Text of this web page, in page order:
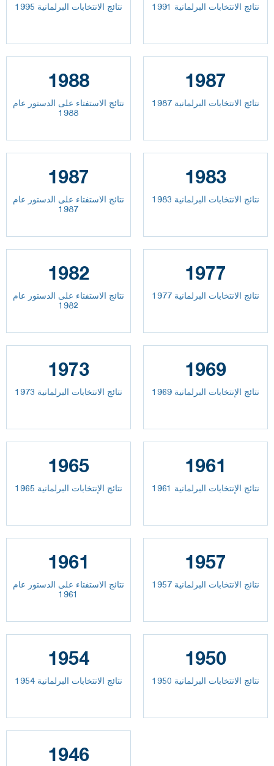
نتائج الانتخابات البرلمانية 1995 نتائج الانتخابات البرلمانية 1991
1988
نتائج الاستفتاء على الدستور عام
1988
1987
نتائج الانتخابات البرلمانية 1987
1987
نتائج الاستفتاء على الدستور عام
1987
1983
نتائج الانتخابات البرلمانية 1983
1982
نتائج الاستفتاء على الدستور عام
1982
1977
نتائج الانتخابات البرلمانية 1977
1973
نتائج الانتخابات البرلمانية 1973
1969
نتائج الإنتخابات البرلمانية 1969
1965
نتائج الإنتخابات البرلمانية 1965
1961
نتائج الإنتخابات البرلمانية 1961
1961
نتائج الاستفتاء على الدستور عام
1961
1957
نتائج الانتخابات البرلمانية 1957
1954
نتائج الانتخابات البرلمانية 1954
1950
نتائج الانتخابات البرلمانية 1950
1946